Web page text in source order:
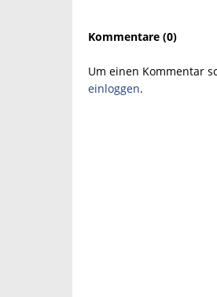
Kommentare (0)
Um einen Kommentar
einloggen.